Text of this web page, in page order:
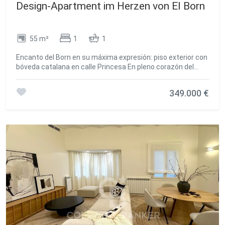
Design-Apartment im Herzen von El Born
55 m² 1 1
Encanto del Born en su máxima expresión: piso exterior con
bóveda catalana en calle Princesa En pleno corazón del
construidos, situado en una segunda planta de una finca
auténtica bóveda catalana vista, un detalle arquitectónico
que aporta carácter, amplitud y calidez a cada rincón. El
piso cuenta con una habitación doble, un baño completo y
un agradable salón exterior que recibe luz natural gracias a
sus vistas directas a la calle. El Born es sinónimo de
ambiente artístico, boutiques independientes,
restaurantes de autor y calles llenas de historia. Vivir aquí
significa estar a pasos del Museu Picasso, del Parc de la
Ciutadella y de la magnífica basílica de Santa Maria del Mar,
disfrutando de uno de los barrios con más encanto y mejor
conectados de la ciudad. Un piso ideal para quienes buscan
349.000 €